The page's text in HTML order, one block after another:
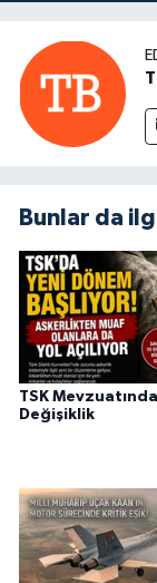
Bunlar da
TSK
Değişiklik